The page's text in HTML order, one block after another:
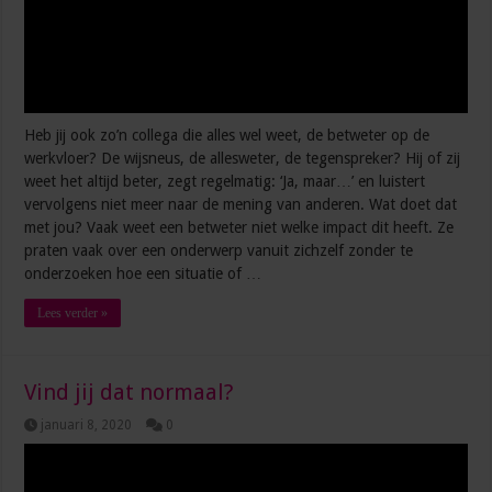
Heb jij ook zo’n collega die alles wel weet, de betweter op de
werkvloer? De wijsneus, de allesweter, de tegenspreker? Hij of zij
weet het altijd beter, zegt regelmatig: ‘Ja, maar…’ en luistert
vervolgens niet meer naar de mening van anderen. Wat doet dat
met jou? Vaak weet een betweter niet welke impact dit heeft. Ze
praten vaak over een onderwerp vanuit zichzelf zonder te
onderzoeken hoe een situatie of …
Lees verder »
Vind jij dat normaal?
januari 8, 2020 0